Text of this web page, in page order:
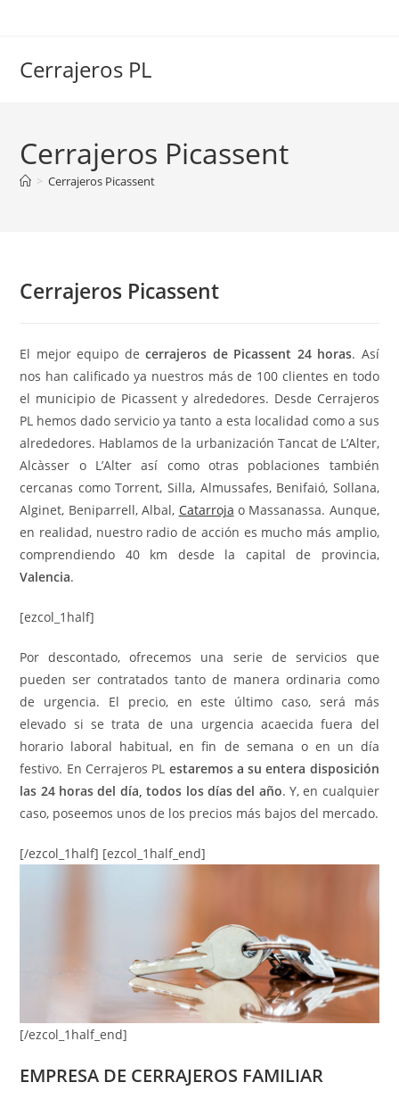
Cerrajeros PL
Cerrajeros Picassent
> Cerrajeros Picassent
Cerrajeros Picassent
El mejor equipo decerrajeros de Picassent 24 horas. Así
nos han calificado ya nuestros más de 100 clientes en todo
el municipio de Picassent y alrededores. Desde Cerrajeros
PL hemos dado servicio ya tanto a esta localidad como a sus
alrededores. Hablamos de la urbanización Tancat de L’Alter,
Alcàsser o L’Alter así como otras poblaciones también
cercanas como Torrent, Silla, Almussafes, Benifaió, Sollana,
Alginet, Beniparrell, Albal, Catarroja o Massanassa. Aunque,
en realidad, nuestro radio de acción es mucho más amplio,
comprendiendo 40 km desde la capital de provincia,
Valencia.
[ezcol_1half]
Por descontado, ofrecemos una serie de servicios que
pueden ser contratados tanto de manera ordinaria como
de urgencia. El precio, en este último caso, será más
elevado si se trata de una urgencia acaecida fuera del
horario laboral habitual, en fin de semana o en un día
festivo. En Cerrajeros PL estaremos a su entera disposición
las 24 horas del día, todos los días del año. Y, en cualquier
caso, poseemos unos de los precios más bajos del mercado.
[/ezcol_1half] [ezcol_1half_end]
[/ezcol_1half_end]
EMPRESA DE CERRAJEROS FAMILIAR